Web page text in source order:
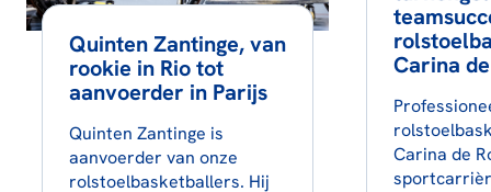
Quinten Zantinge, van
rookie in Rio tot
aanvoerder in Parijs
Quinten Zantinge is
aanvoerder van onze
rolstoelbasketballers. Hij
Carina
Carina de